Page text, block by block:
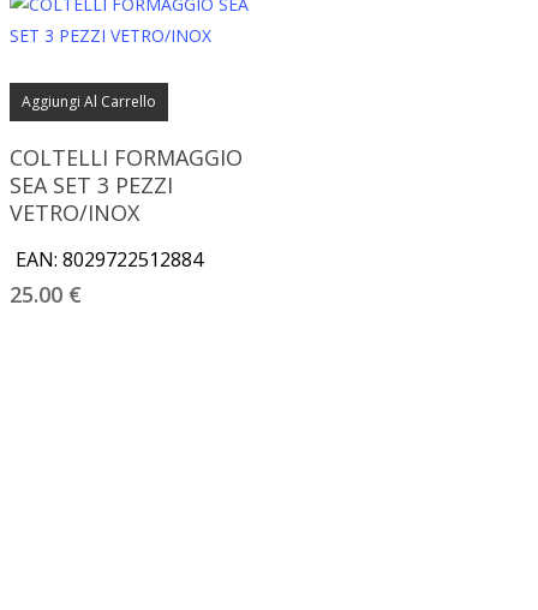
Aggiungi Al Carrello
COLTELLI FORMAGGIO
SEA SET 3 PEZZI
VETRO/INOX
EAN: 8029722512884
25.00 €